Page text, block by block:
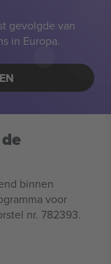
gevolgde van
in Europa.
binnen
voor
nr. 782393.